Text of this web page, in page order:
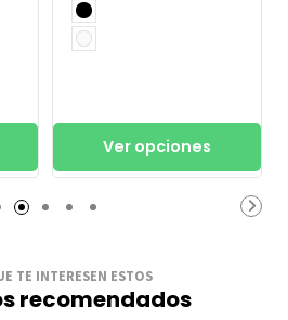
Ver opciones
TE INTERESEN ESTOS
recomendados